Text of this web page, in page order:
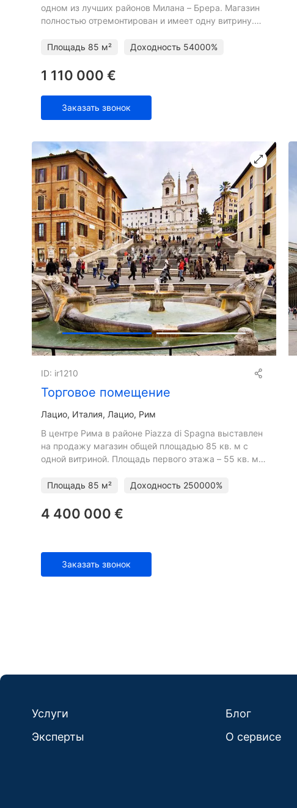
одном из лучших районов Милана – Брера. Магазин
полностью отремонтирован и имеет одну витрину.
магазину до 2025 го
Площадь 85 м² Доходность 54000%
1 110 000 €
Заказать звонок
Торговое помещение
ID: ir1210
Лацио Италия, Лацио, Рим
В центре Рима в районе Piazza di Spagna выставлен
на продажу магазин общей площадью 85 кв. м с
одной витриной. Площадь первого этажа – 55 кв. м,
всемирно
Площадь 85 м² Доходность 250000%
4 400 000 €
Заказать звонок
Услуги
Эксперты
Блог
О сервисе